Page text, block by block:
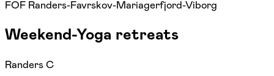
FOF Randers-Favrskov-Mariagerfjord-Viborg
Weekend-Yoga retreats
Randers C